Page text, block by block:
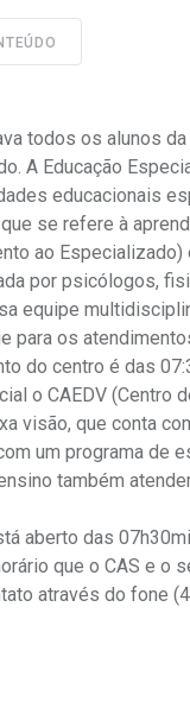
todos os alunos
A Educação
educacionais
se refere à
ao
por psicólogos,
equipe
para os
do centro é das
o CAEDV
visão, que conta
um programa de
também
aberto das
que o CAS e o
através do fone